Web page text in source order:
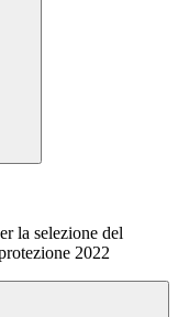
la selezione del
2022